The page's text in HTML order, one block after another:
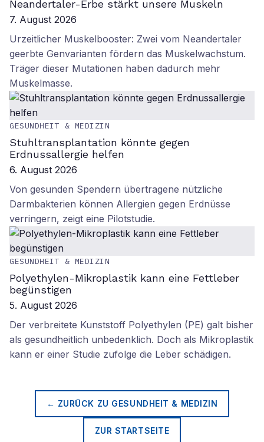
Neandertaler-Erbe stärkt unsere Muskeln
7. August 2026
Urzeitlicher Muskelbooster: Zwei vom Neandertaler
geerbte Genvarianten fördern das Muskelwachstum.
Träger dieser Mutationen haben dadurch mehr
Muskelmasse.
GESUNDHEIT & MEDIZIN
Stuhltransplantation könnte gegen
Erdnussallergie helfen
6. August 2026
Von gesunden Spendern übertragene nützliche
Darmbakterien können Allergien gegen Erdnüsse
verringern, zeigt eine Pilotstudie.
GESUNDHEIT & MEDIZIN
Polyethylen-Mikroplastik kann eine Fettleber
begünstigen
5. August 2026
Der verbreitete Kunststoff Polyethylen (PE) galt bisher
als gesundheitlich unbedenklich. Doch als Mikroplastik
kann er einer Studie zufolge die Leber schädigen.
← ZURÜCK ZU GESUNDHEIT & MEDIZIN
ZUR STARTSEITE